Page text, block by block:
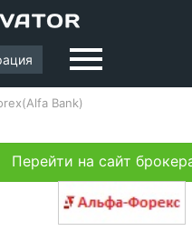
Bank)
Перейти на сайт